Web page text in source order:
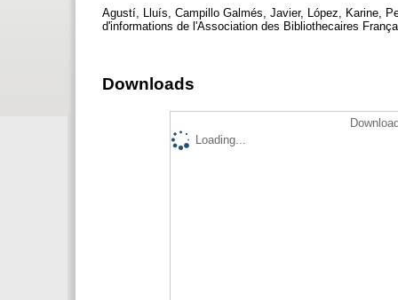
Agustí, Lluís, Campillo Galmés, Javier, López, Karine,
d'informations de l'Association des Bibliothecaires
Downloads
Loading...